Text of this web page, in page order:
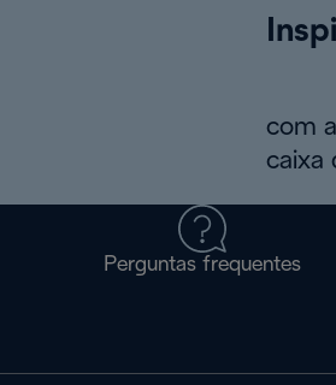
com
caixa
Perguntas frequentes